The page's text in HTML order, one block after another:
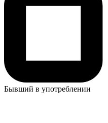
Бывший в употреблении